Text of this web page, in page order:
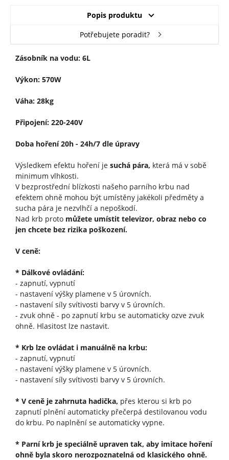
Popis produktu
Potřebujete poradit?
Zásobník na vodu: 6L
Výkon: 570W
Váha: 28kg
Připojení: 220-240V
Doba hoření 20h - 24h/7 dle úpravy
Výsledkem efektu hoření je suchá pára, která má v sobě
minimum vlhkosti.
V bezprostřední blízkosti našeho parního krbu nad
efektem ohně mohou být umístěny jakékoli předměty a
sucha pára je nezvlhčí a nepoškodí.
Nad krb proto můžete umístit televizor, obraz nebo co
jen chcete bez rizika poškození.
V ceně:
* Dálkové ovládání:
- zapnutí, vypnutí
- nastavení výšky plamene v 5 úrovních.
- nastavení síly svítivosti barvy v 5 úrovních.
- zvuk ohně - po zapnutí krbu se automaticky ozve zvuk
ohně. Hlasitost lze nastavit.
* Krb lze ovládat i manuálně na krbu:
- zapnutí, vypnutí
- nastavení výšky plamene v 5 úrovních.
- nastavení síly svítivosti barvy v 5 úrovních.
* V ceně je zahrnuta hadička, přes kterou si krb po
zapnutí plnění automaticky přečerpá destilovanou vodu
do krbu. Po naplnění se automaticky vypne.
* Parní krb je speciálně upraven tak, aby imitace hoření
ohně byla skoro nerozpoznatelná od klasického ohně.